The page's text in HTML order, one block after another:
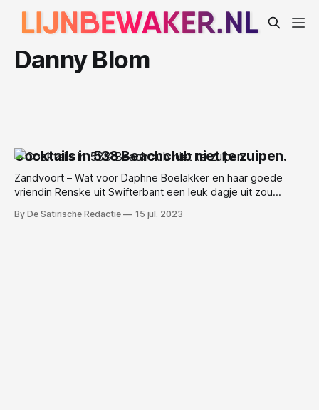
Danny Blom
Cocktails in 538 Beachclub niet te zuipen.
Zandvoort – Wat voor Daphne Boelakker en haar goede
vriendin Renske uit Swifterbant een leuk dagje uit zou
de voorpret al. Ze namen bus 146 richting Dronten om daar
By De Satirische Redactie 15 jul. 2023